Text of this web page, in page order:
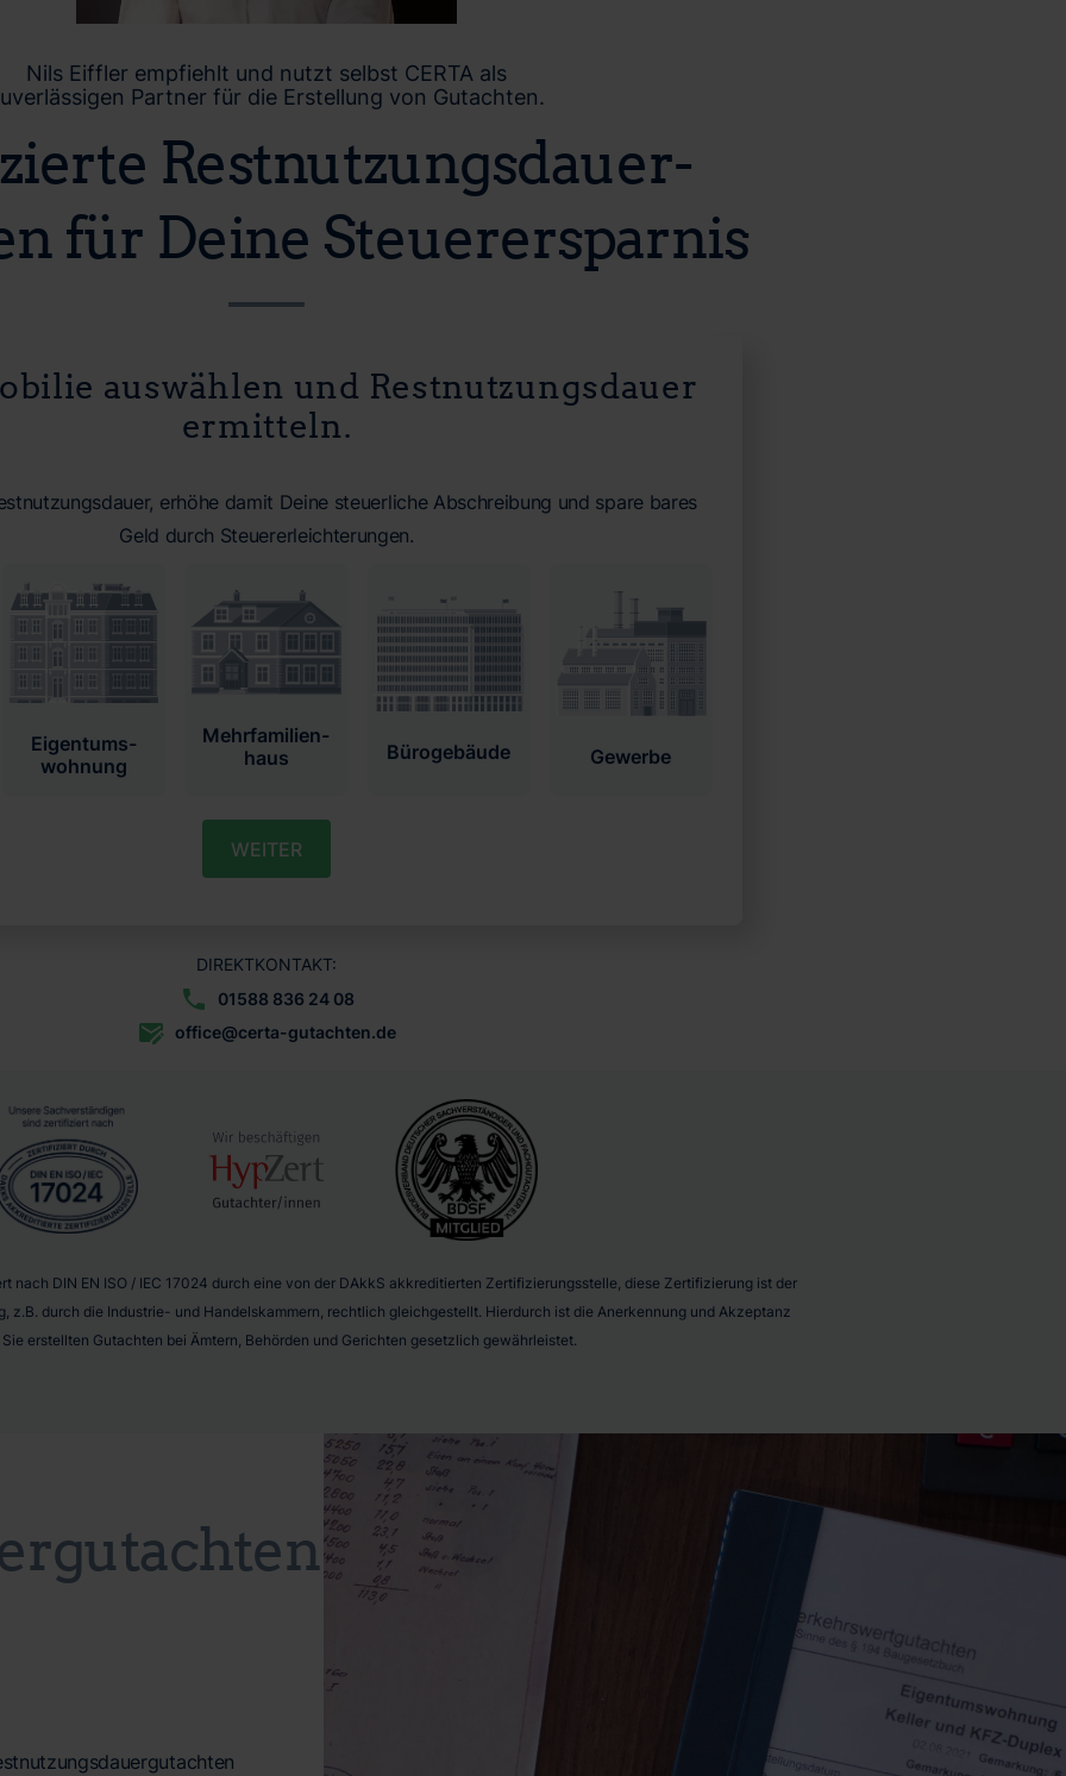
Nils Eiffler empfiehlt und nutzt selbst CERTA als
Partner für die Erstellung von Gutachten.
Restnutzungsdauer­
für Deine Steuerersparnis
auswählen und Restnutzungsdauer
ermitteln.
erhöhe damit Deine steuerliche Abschreibung und spare bares
Geld durch Steuererleichterungen.
Eigentums­
wohnung
Mehrfamilien­
haus
Bürogebäude Gewerbe
WEITER
DIREKTKONTAKT:
01588 836 24 08
office@certa-gutachten.de
nach DIN EN ISO / IEC 17024 durch eine von der DAkkS akkreditierten Zertifizierungsstelle, diese Zertifizierung ist der
z.B. durch die Industrie- und Handelskammern, rechtlich gleichgestellt. Hierdurch ist die Anerkennung und Akzeptanz
Sie erstellten Gutachten bei Ämtern, Behörden und Gerichten gesetzlich gewährleistet.